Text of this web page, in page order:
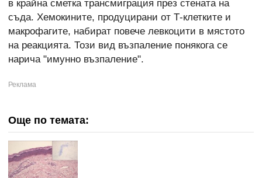
в крайна сметка трансмиграция през стената на
съда. Хемокините, продуцирани от Т-клетките и
макрофагите, набират повече левкоцити в мястото
на реакцията. Този вид възпаление понякога се
нарича "имунно възпаление".
Още по темата: